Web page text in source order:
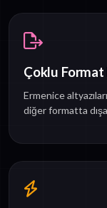
Çoklu Format
Ermenice
diğer formatta